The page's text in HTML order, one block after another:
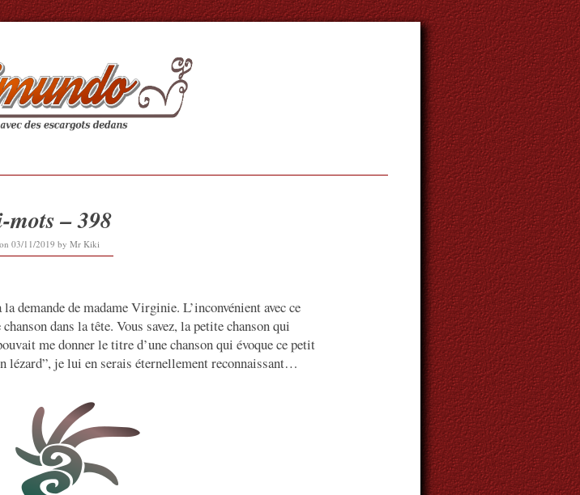
mots – 398
03/11/201903/11/2019
by Mr Kiki
demande de madame Virginie. L’inconvénient avec ce
dans la tête. Vous savez, la petite chanson qui
me donner le titre d’une chanson qui évoque ce petit
lézard”, je lui en serais éternellement reconnaissant…